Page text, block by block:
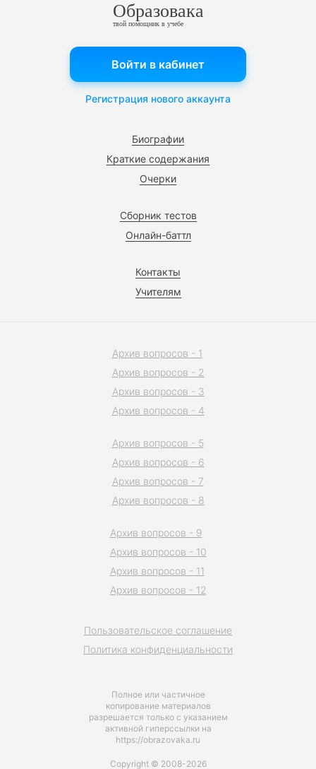
Образовака
твой помощник в учебе
Биографии
Краткие содержания
Очерки
Сборник тестов
Онлайн-баттл
Контакты
Учителям
Войти в кабинет
Регистрация нового аккаунта
Полное или частичное
копирование материалов
разрешается только с указанием
активной гиперссылки на
https://obrazovaka.ru
Пользовательское соглашение
Политика конфиденциальности
Архив вопросов - 1
Архив вопросов - 2
Архив вопросов - 3
Архив вопросов - 4
Архив вопросов - 5
Архив вопросов - 6
Архив вопросов - 7
Архив вопросов - 8
Архив вопросов - 9
Архив вопросов - 10
Архив вопросов - 11
Архив вопросов - 12
Copyright © 2008-2026